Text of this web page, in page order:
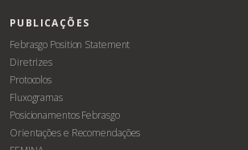
PUBLICAÇÕES
Febrasgo Position Statement
Diretrizes
Protocolos
Fluxogramas
Posicionamentos Febrasgo
Orientações e Recomendações